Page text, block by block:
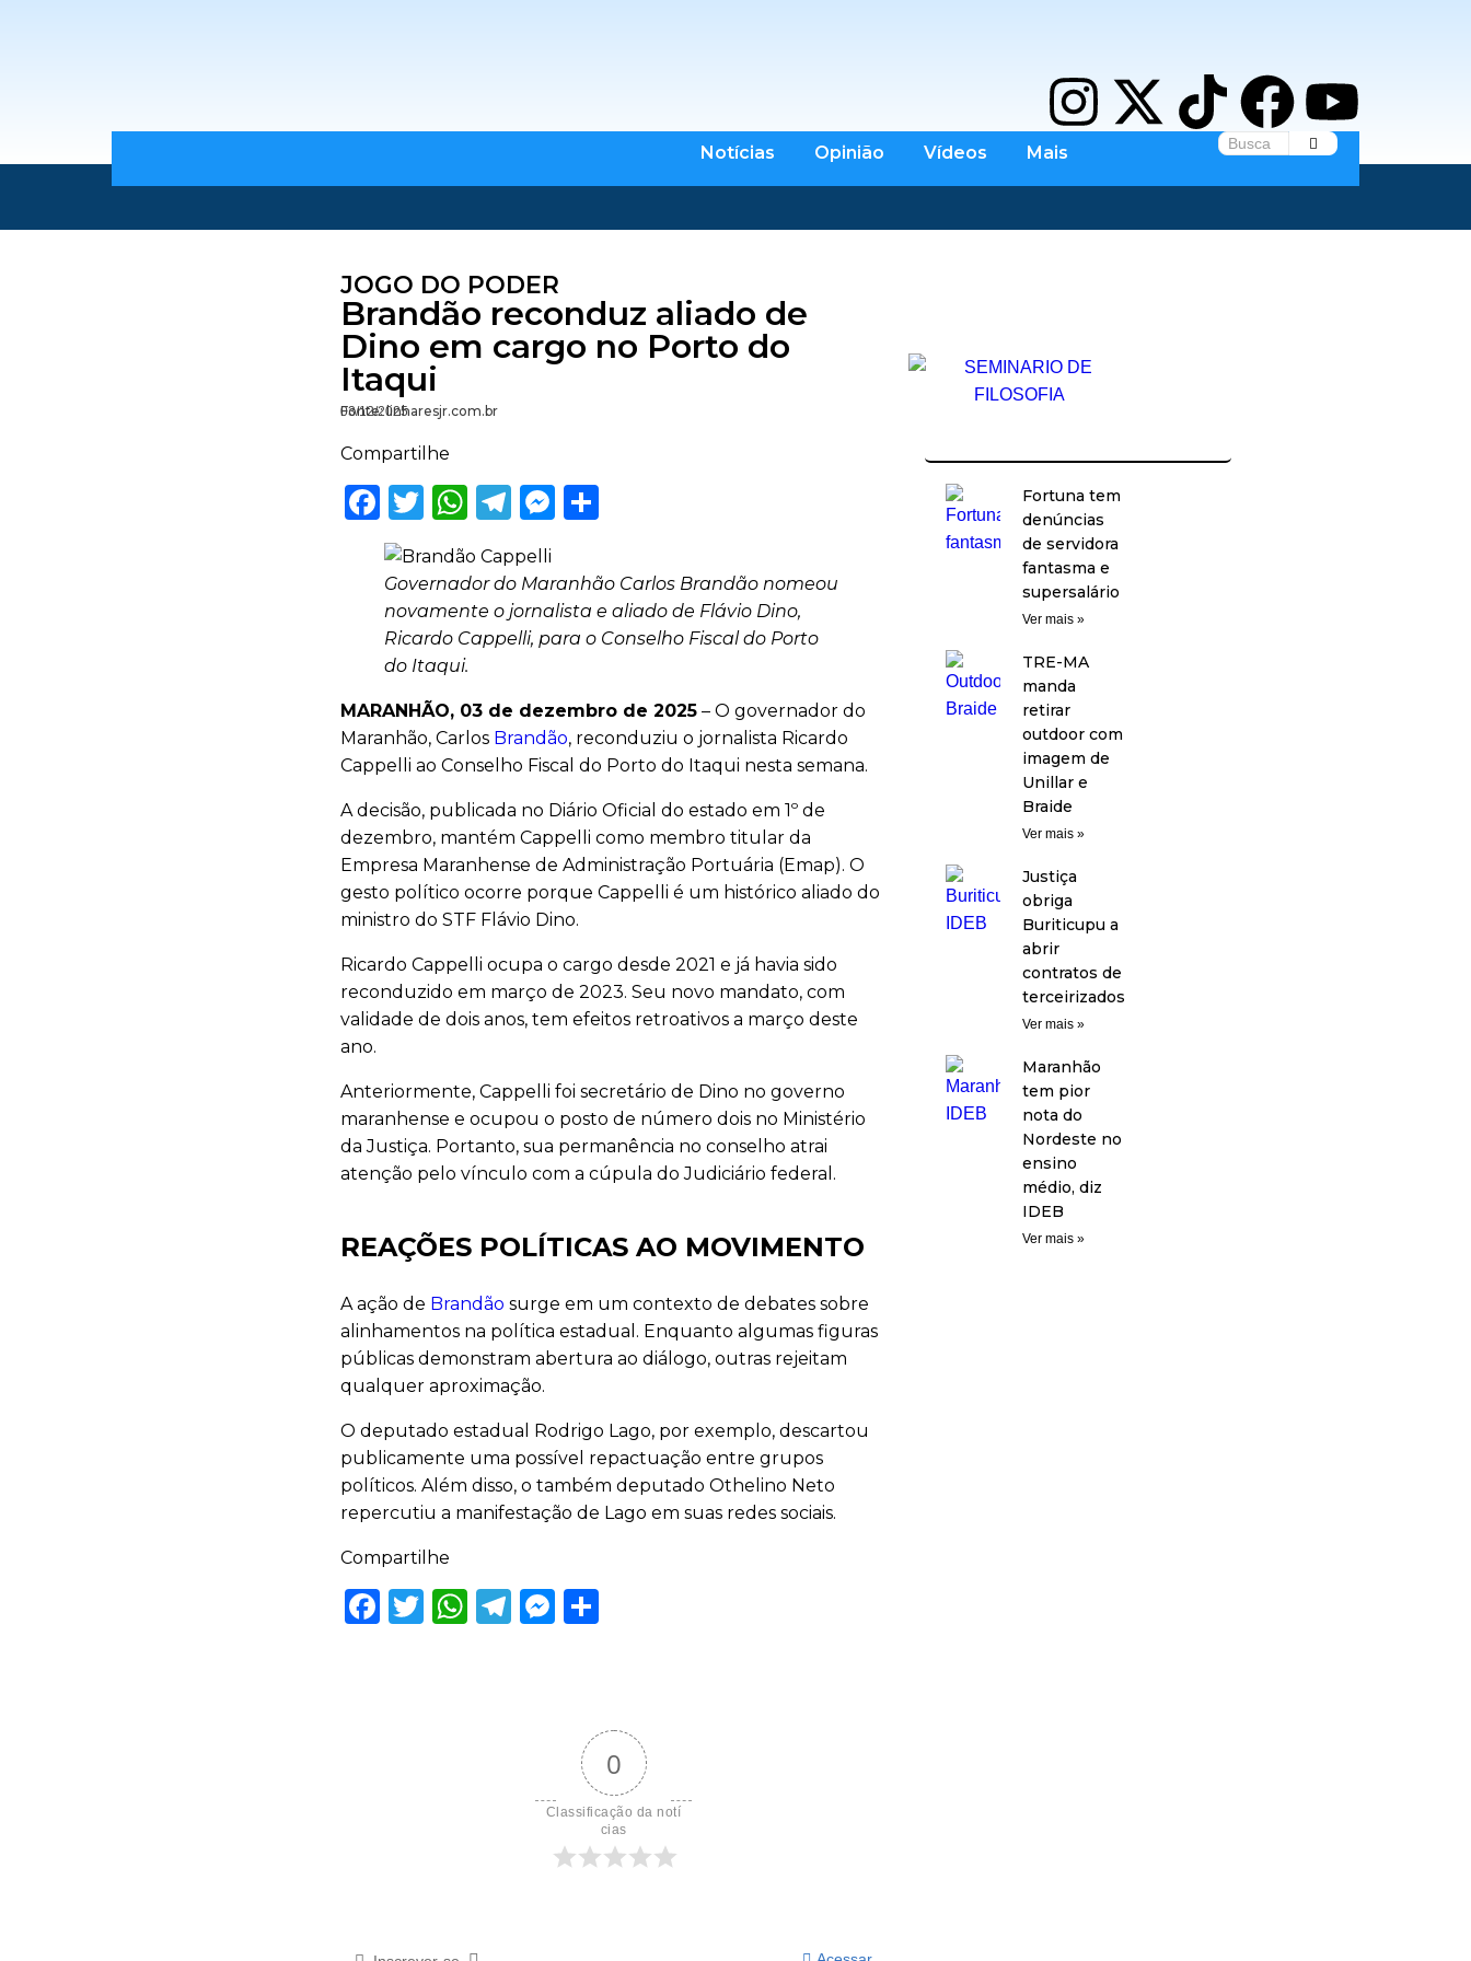
Notícias Opinião Vídeos Mais
JOGO DO PODER
Brandão reconduz aliado de
Dino em cargo no Porto do
Itaqui
Fonte: linharesjr.com.br
03/12/2025
Compartilhe
Facebook
Twitter
WhatsApp
Telegram
Messenger
Governador do Maranhão Carlos Brandão nomeou
novamente o jornalista e aliado de Flávio Dino,
Ricardo Cappelli, para o Conselho Fiscal do Porto
do Itaqui.
MARANHÃO, 03 de dezembro de 2025 – O governador do
Maranhão, Carlos Brandão, reconduziu o jornalista Ricardo
Cappelli ao Conselho Fiscal do Porto do Itaqui nesta semana.
A decisão, publicada no Diário Oficial do estado em 1º de
dezembro, mantém Cappelli como membro titular da
Empresa Maranhense de Administração Portuária (Emap). O
gesto político ocorre porque Cappelli é um histórico aliado do
ministro do STF Flávio Dino.
Ricardo Cappelli ocupa o cargo desde 2021 e já havia sido
reconduzido em março de 2023. Seu novo mandato, com
validade de dois anos, tem efeitos retroativos a março deste
ano.
Anteriormente, Cappelli foi secretário de Dino no governo
maranhense e ocupou o posto de número dois no Ministério
da Justiça. Portanto, sua permanência no conselho atrai
atenção pelo vínculo com a cúpula do Judiciário federal.
REAÇÕES POLÍTICAS AO MOVIMENTO
A ação de Brandão surge em um contexto de debates sobre
alinhamentos na política estadual. Enquanto algumas figuras
públicas demonstram abertura ao diálogo, outras rejeitam
qualquer aproximação.
O deputado estadual Rodrigo Lago, por exemplo, descartou
publicamente uma possível repactuação entre grupos
políticos. Além disso, o também deputado Othelino Neto
repercutiu a manifestação de Lago em suas redes sociais.
Compartilhe
Facebook
Twitter
WhatsApp
Telegram
Messenger
0
Classificação da notí
cias
Fortuna tem
denúncias
de servidora
fantasma e
supersalário
Ver mais »
TRE-MA
manda
retirar
outdoor com
imagem de
Unillar e
Braide
Ver mais »
Justiça
obriga
Buriticupu a
abrir
contratos de
terceirizados
Ver mais »
Maranhão
tem pior
nota do
Nordeste no
ensino
médio, diz
IDEB
Ver mais »